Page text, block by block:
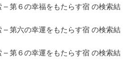
– 第６の幸福をもたらす宿 の検索結
– 第六の幸運をもたらす宿 の検索結
– 第６の幸運をもたらす宿 の検索結